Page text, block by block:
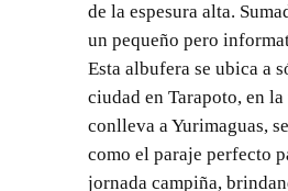
de la espesura alta.
un pequeño pero
Esta albufera se ubica a
ciudad en Tarapoto, en
conlleva a Yurimaguas,
como el paraje perfecto
jornada campiña,